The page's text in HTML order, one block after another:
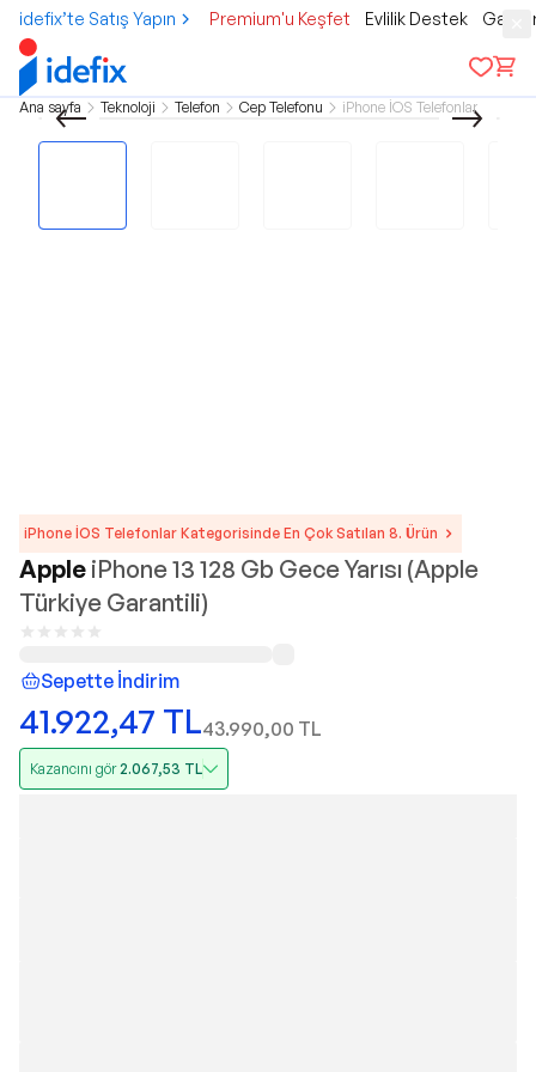
idefix’te Satış Yapın Premium'u Keşfet Evlilik Destek
Ana sayfa Teknoloji Telefon Cep Telefonu iPhone İOS Telefonlar
iPhone İOS Telefonlar Kategorisinde En Çok Satılan 8. Ürün
Apple iPhone 13 128 Gb Gece Yarısı (Apple
Türkiye Garantili)
Sepette İndirim
41.922,47 TL43.990,00 TL
Kazancını gör2.067,53 TL